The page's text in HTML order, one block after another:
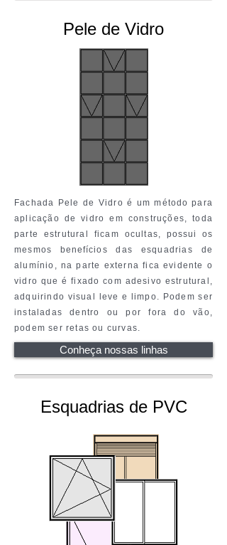
Esquadrias de PVC
Pele de Vidro
Fachada Pele de Vidro é ummétodo para
aplicação de vidro em construções, toda
parte estrutural ficam ocultas,possui
os
mesmos benefícios das esquadrias de
alumínio, na parte externa fica evidente o
vidro que é fixado com adesivo estrutural,
adquirindo visual leve e limpo. Podem ser
instaladas dentro ou por fora do vão,
podem ser retas ou curvas.
Conheça nossas linhas